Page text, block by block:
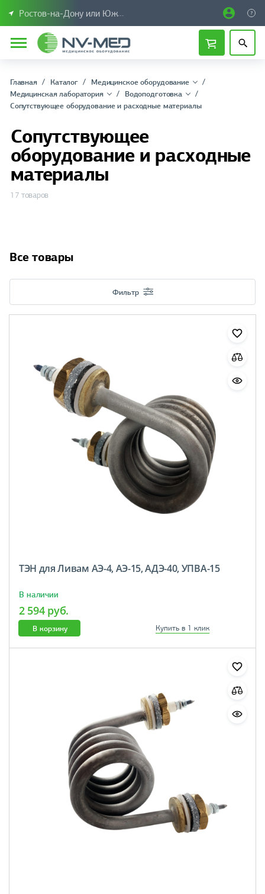
Ростов-на-Дону или Южный Федеральный округ
Главная Каталог
Медицинское оборудование
Медицинская лаборатория
Водоподготовка
Сопутствующее оборудование и расходные материалы
Сопутствующее
оборудование и расходные
материалы
17 товаров
Все товары
Фильтр
ТЭН для Ливам АЭ-4, АЭ-15, АДЭ-40, УПВА-15
В наличии
2 594 руб.
В корзину Купить в 1 клик